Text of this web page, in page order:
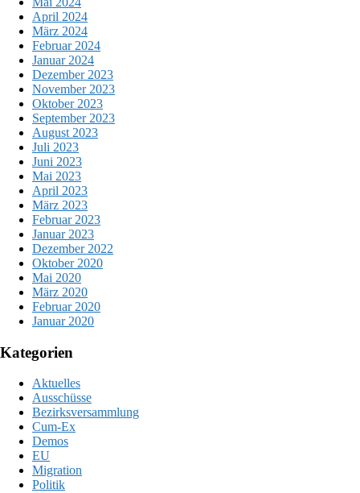
April 2024
März 2024
Februar 2024
Januar 2024
Dezember 2023
November 2023
Oktober 2023
September 2023
August 2023
Juli 2023
Juni 2023
Mai 2023
April 2023
März 2023
Februar 2023
Januar 2023
Dezember 2022
Oktober 2020
Mai 2020
März 2020
Februar 2020
Januar 2020
Kategorien
Aktuelles
Ausschüsse
Bezirksversammlung
Cum-Ex
Demos
EU
Migration
Politik